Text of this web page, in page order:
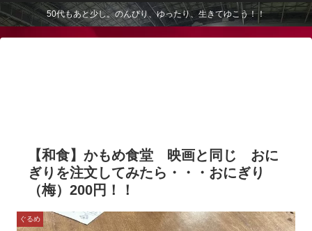
50代もあと少し。のんびり、ゆったり、生きてゆこう！！
【和食】かもめ食堂 映画と同じ おに
ぎりを注文してみたら・・・おにぎり
（梅）200円！！
ぐるめ